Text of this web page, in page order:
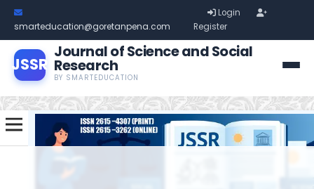
smarteducation@goretanpena.com
Login
Register
JSSR
Journal of Science and Social
Research
BY SMARTEDUCATION